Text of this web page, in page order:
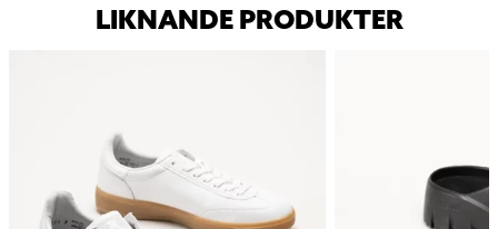
LIKNANDE PRODUKTER